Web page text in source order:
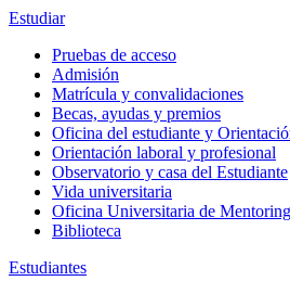
Estudiar
Pruebas de acceso
Admisión
Matrícula y convalidaciones
Becas, ayudas y premios
Oficina del estudiante y
Orientación laboral y profesional
Observatorio y casa del Estudiante
Vida universitaria
Oficina Universitaria de Mentoring
Biblioteca
Estudiantes